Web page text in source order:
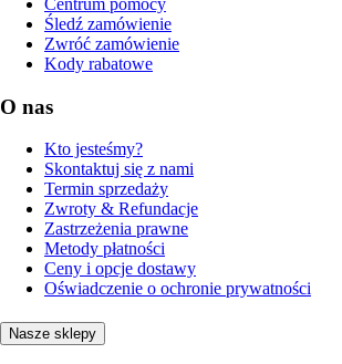
Śledź zamówienie
Zwróć zamówienie
Kody rabatowe
O nas
Kto jesteśmy?
Skontaktuj się z nami
Termin sprzedaży
Zwroty & Refundacje
Zastrzeżenia prawne
Metody płatności
Ceny i opcje dostawy
Oświadczenie o ochronie prywatności
Nasze sklepy